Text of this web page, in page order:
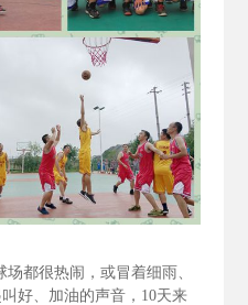
都很热闹，或冒着细雨、
好、加油的声音，10天来